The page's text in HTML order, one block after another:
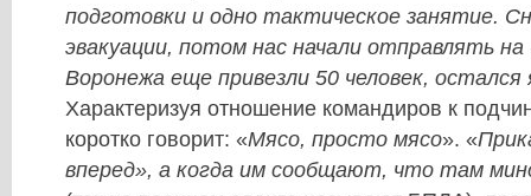
подготовки и одно тактическое занятие.
эвакуации, потом нас начали отправлять на
Воронежа еще привезли 50 человек, остался
Характеризуя отношение командиров к
коротко говорит: «Мясо, просто мясо». «
вперед», а когда им сообщают, что там